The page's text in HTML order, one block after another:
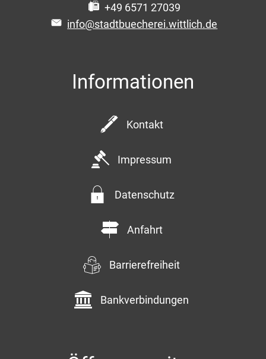
+49 6571 27039
info@stadtbuecherei.wittlich.de
Informationen
Kontakt
Impressum
Datenschutz
Anfahrt
Barrierefreiheit
Bankverbindungen